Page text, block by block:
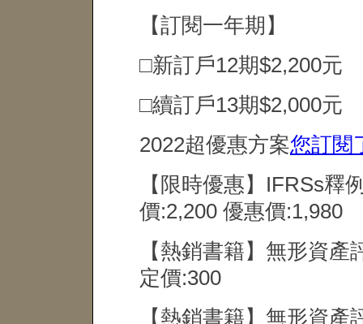
【訂閱一年期】
□新訂戶12期$2,200元
□續訂戶13期$2,000元
2022超優惠方案您訂閱
【限時優惠】IFRSs釋
價:2,200 優惠價:1,980
【熱銷書籍】無形資
定價:300
【熱銷書籍】無形資